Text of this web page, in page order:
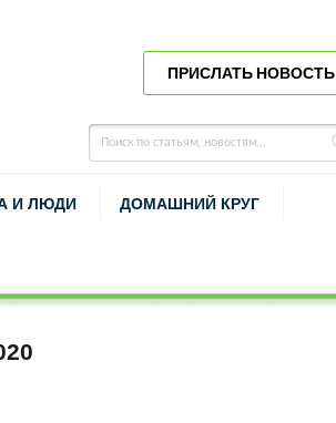
ПРИСЛАТЬ НОВОСТЬ
И ЛЮДИ ДОМАШНИЙ КРУГ